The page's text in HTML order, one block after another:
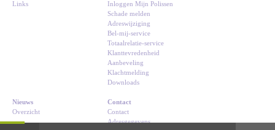
Links
Inloggen Mijn Polissen
Schade melden
Adreswijziging
Bel-mij-service
Totaalrelatie-service
Klanttevredenheid
Aanbeveling
Klachtmelding
Downloads
Nieuws
Overzicht
Contact
Contact
Adresgegevens